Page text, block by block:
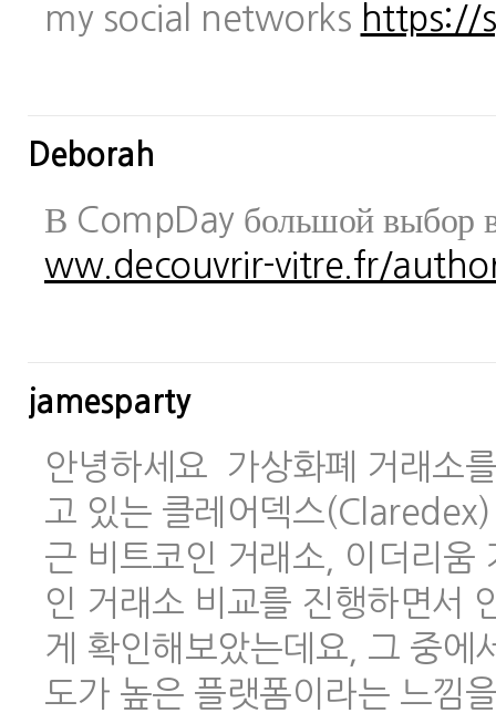
my social networks https://
Deborah
В CompDay большой выбор
ww.decouvrir-vitre.fr/
jamesparty
안녕하세요 가상화폐 거래소
고 있는 클레어덱스
근 비트코인 거래소, 이더리움
인 거래소 비교를 진행하면서
게 확인해보았는데요, 그 중에
도가 높은 플랫폼이라는 느낌